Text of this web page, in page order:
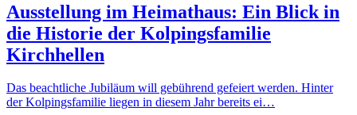
Ausstellung im Heimathaus: Ein Blick in
die Historie der Kolpingsfamilie
Kirchhellen
Das beachtliche Jubiläum will gebührend gefeiert werden. Hinter
der Kolpingsfamilie liegen in diesem Jahr bereits ei…